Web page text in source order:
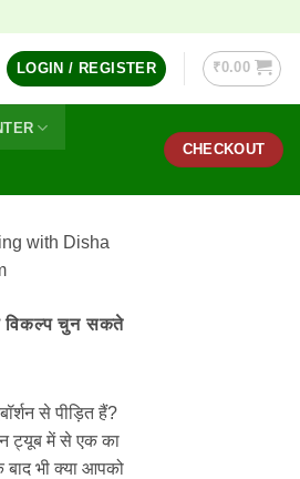
LOGIN / REGISTER ₹0.00
CHECKOUT
विकल्प चुन सकते
से पीड़ित हैं?
ट्यूब में से एक का
भी क्या आपको